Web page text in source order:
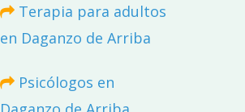
Terapia para adultos
en Daganzo de Arriba
Psicólogos en